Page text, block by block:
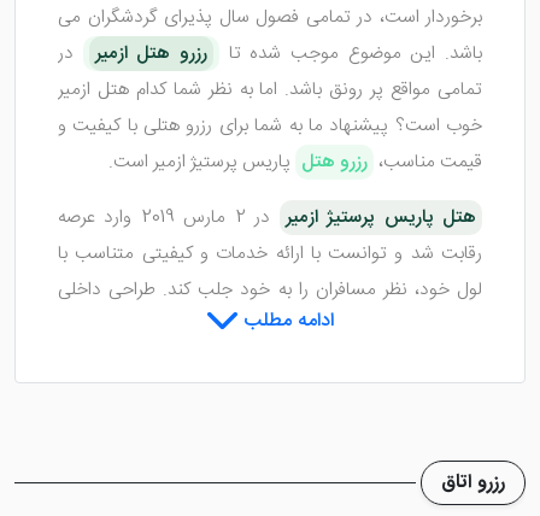
برخوردار است، در تمامی فصول سال پذیرای گردشگران می
باشد. این موضوع موجب شده تا
رزرو هتل ازمیر
در
تمامی مواقع پر رونق باشد. اما به نظر شما کدام هتل ازمیر
خوب است؟ پیشنهاد ما به شما برای رزرو هتلی با کیفیت و
قیمت مناسب، رزرو هتل پاریس پرستیژ ازمیر است.
هتل پاریس پرستیژ ازمیر
در 2 مارس 2019 وارد عرصه
رقابت شد و توانست با ارائه خدمات و کیفیتی متناسب با
لول خود، نظر مسافران را به خود جلب کند. طراحی داخلی
این هتل بسیار شیک بوده و استفاده از رنگ های طلایی و
است.
ادامه مطلب
رزرو اتاق